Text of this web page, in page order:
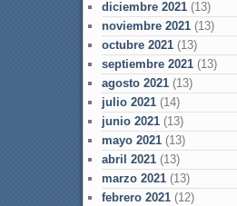
diciembre 2021(13)
noviembre 2021(13)
octubre 2021(13)
septiembre 2021(13)
agosto 2021(13)
julio 2021(14)
junio 2021(13)
mayo 2021(13)
abril 2021(13)
marzo 2021(13)
febrero 2021(12)